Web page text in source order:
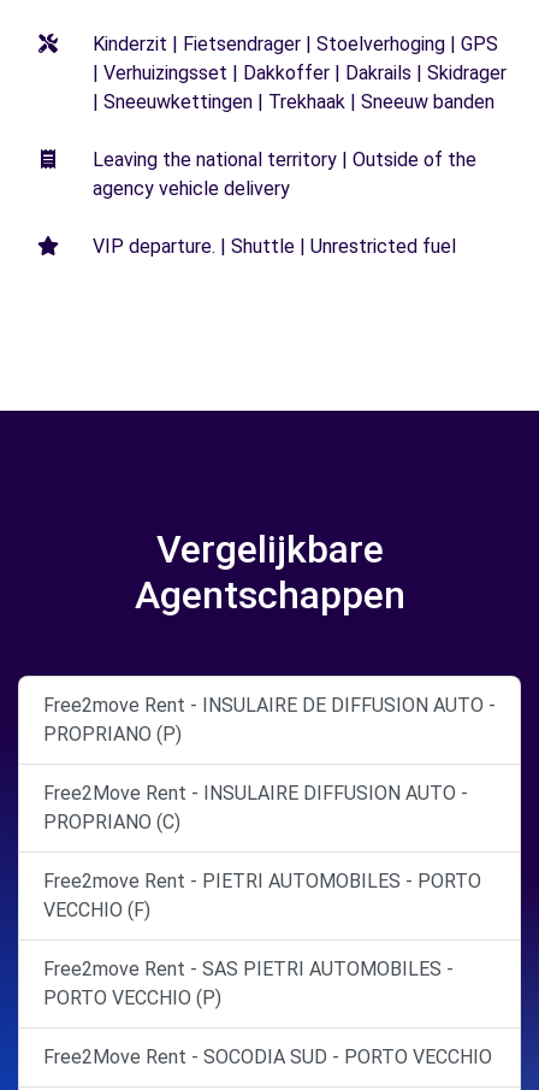
Kinderzit | Fietsendrager | Stoelverhoging | GPS
| Verhuizingsset | Dakkoffer | Dakrails | Skidrager
| Sneeuwkettingen | Trekhaak | Sneeuw banden
Leaving the national territory | Outside of the
agency vehicle delivery
VIP departure. | Shuttle | Unrestricted fuel
Vergelijkbare
Agentschappen
Free2move Rent - INSULAIRE DE DIFFUSION AUTO -
PROPRIANO (P)
Free2Move Rent - INSULAIRE DIFFUSION AUTO -
PROPRIANO (C)
Free2move Rent - PIETRI AUTOMOBILES - PORTO
VECCHIO (F)
Free2move Rent - SAS PIETRI AUTOMOBILES -
PORTO VECCHIO (P)
Free2Move Rent - SOCODIA SUD - PORTO VECCHIO